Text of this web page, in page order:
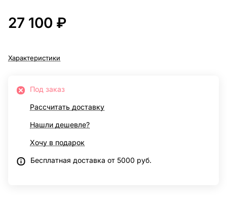
27 100 ₽
Характеристики
Под заказ
Рассчитать доставку
Нашли дешевле?
Хочу в подарок
Бесплатная доставка от 5000 руб.